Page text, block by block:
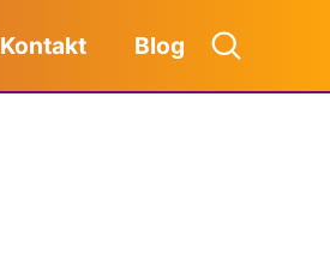
Kontakt Blog